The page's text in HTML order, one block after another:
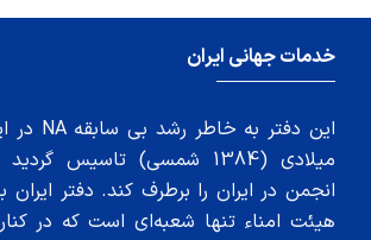
خدمات جهانی ایران
میلادی (1384 شمسی) تاسیس
انجمن در ایران را برطرف کند. دفتر
هیئت امناء تنها شعبه‌ای است که در